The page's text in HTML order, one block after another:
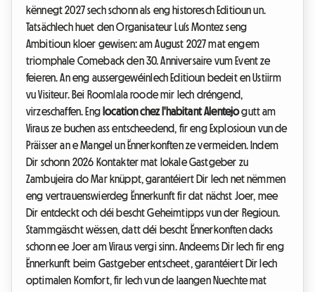
kënnegt 2027 sech schonn als eng historesch Editioun un.
Tatsächlech huet den Organisateur Luís Montez seng
Ambitioun kloer gewisen: am August 2027 mat engem
triomphale Comeback den 30. Anniversaire vum Event ze
feieren. An eng aussergewéinlech Editioun bedeit en Ustiirm
vu Visiteur. Bei Roomlala roode mir Iech dréngend,
virzeschaffen. Eng location chez l'habitant Alentejogutt am
Viraus ze buchen ass entscheedend, fir eng Explosioun vun de
Präisser an e Mangel un Ënnerkonften ze vermeiden. Indem
Dir schonn 2026 Kontakter mat lokale Gastgeber zu
Zambujeira do Mar knüppt, garantéiert Dir Iech net nëmmen
eng vertrauenswierdeg Ënnerkunft fir dat nächst Joer, mee
Dir entdeckt och déi bescht Geheimtipps vun der Regioun.
Stammgäscht wëssen, datt déi bescht Ënnerkonften dacks
schonn ee Joer am Viraus vergi sinn. Andeems Dir Iech fir eng
Ënnerkunft beim Gastgeber entscheet, garantéiert Dir Iech
optimalen Komfort, fir Iech vun de laangen Nuechte mat